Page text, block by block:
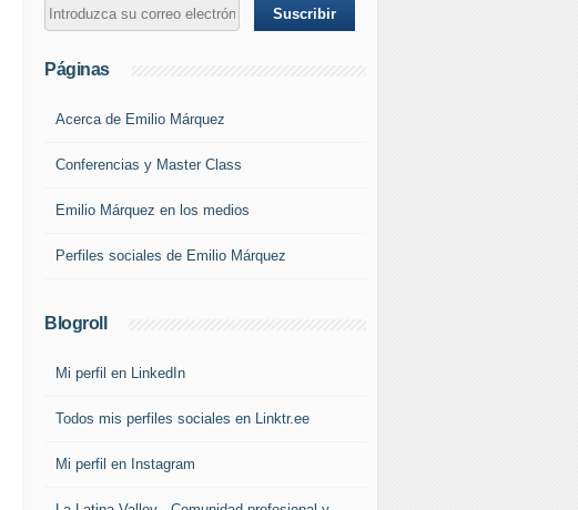
Páginas
Acerca de Emilio Márquez
Conferencias y Master Class
Emilio Márquez en los medios
Perfiles sociales de Emilio Márquez
Blogroll
Mi perfil en LinkedIn
Todos mis perfiles sociales en Linktr.ee
Mi perfil en Instagram